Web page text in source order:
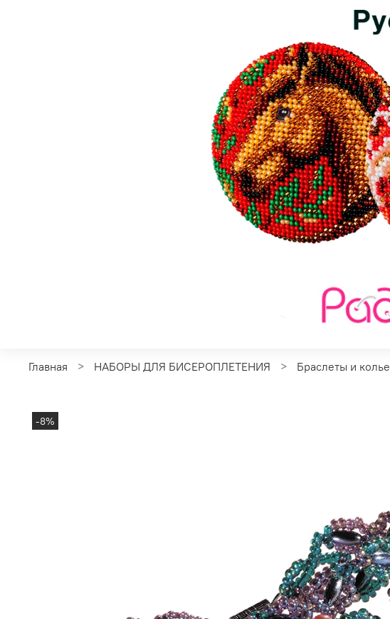
Главная НАБОРЫ ДЛЯ БИСЕРОПЛЕТЕНИЯ Браслеты и колье
-8%